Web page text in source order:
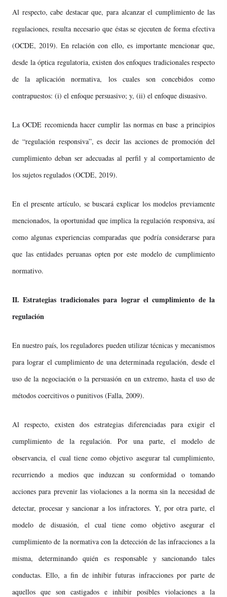
Al respecto, cabe destacar que, para alcanzar el cumplimiento de las
regulaciones, resulta necesario que éstas se ejecuten de forma efectiva
(OCDE, 2019). En relación con ello, es importante mencionar que,
desde la óptica regulatoria, existen dos enfoques tradicionales respecto
de la aplicación normativa, los cuales son concebidos como
contrapuestos: (i) el enfoque persuasivo; y, (ii) el enfoque disuasivo.
La OCDE recomienda hacer cumplir las normas en base a principios
de “regulación responsiva”, es decir las acciones de promoción del
cumplimiento deban ser adecuadas al perfil y al comportamiento de
los sujetos regulados (OCDE, 2019).
En el presente artículo, se buscará explicar los modelos previamente
mencionados, la oportunidad que implica la regulación responsiva, así
como algunas experiencias comparadas que podría considerarse para
que las entidades peruanas opten por este modelo de cumplimiento
normativo.
II. Estrategias tradicionales para lograr el cumplimiento de la
regulación
En nuestro país, los reguladores pueden utilizar técnicas y mecanismos
para lograr el cumplimiento de una determinada regulación, desde el
uso de la negociación o la persuasión en un extremo, hasta el uso de
métodos coercitivos o punitivos (Falla, 2009).
Al respecto, existen dos estrategias diferenciadas para exigir el
cumplimiento de la regulación. Por una parte, el modelo de
observancia, el cual tiene como objetivo asegurar tal cumplimiento,
recurriendo a medios que induzcan su conformidad o tomando
acciones para prevenir las violaciones a la norma sin la necesidad de
detectar, procesar y sancionar a los infractores. Y, por otra parte, el
modelo de disuasión, el cual tiene como objetivo asegurar el
cumplimiento de la normativa con la detección de las infracciones a la
misma, determinando quién es responsable y sancionando tales
conductas. Ello, a fin de inhibir futuras infracciones por parte de
aquellos que son castigados e inhibir posibles violaciones a la